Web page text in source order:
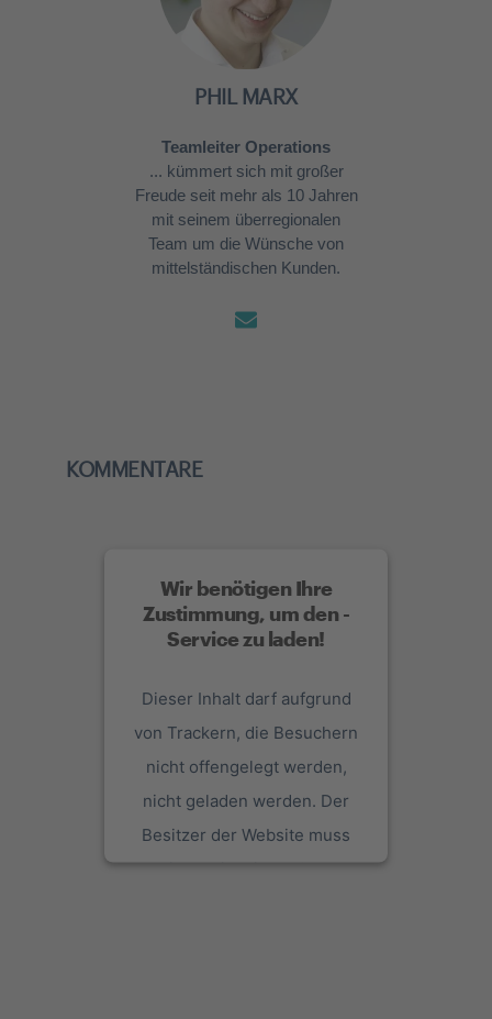
PHIL MARX
Teamleiter Operations
... kümmert sich mit großer
Freude seit mehr als 10 Jahren
mit seinem überregionalen
Team um die Wünsche von
mittelständischen Kunden.
KOMMENTARE
Wir benötigen Ihre
Zustimmung, um den -
Service zu laden!
Dieser Inhalt darf aufgrund
von Trackern, die Besuchern
nicht offengelegt werden,
nicht geladen werden. Der
Besitzer der Website muss
diese mit seinem CMP